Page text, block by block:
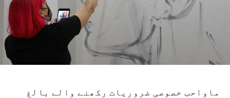
ماواحب خصوصی ضروریات رکھنے والے بالغ